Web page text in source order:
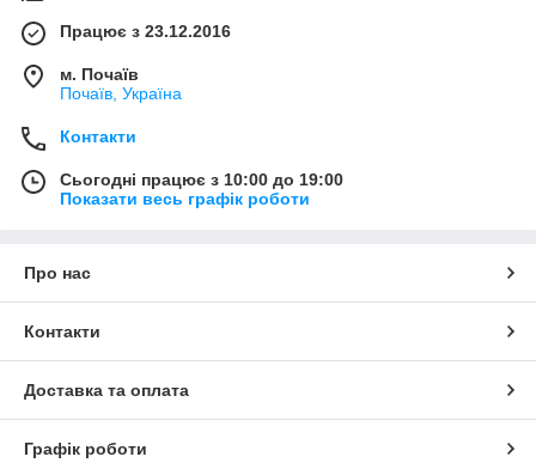
Працює з 23.12.2016
м. Почаїв
Почаїв, Україна
Контакти
Сьогодні працює з 10:00 до 19:00
Показати весь графік роботи
Про нас
Контакти
Доставка та оплата
Графік роботи